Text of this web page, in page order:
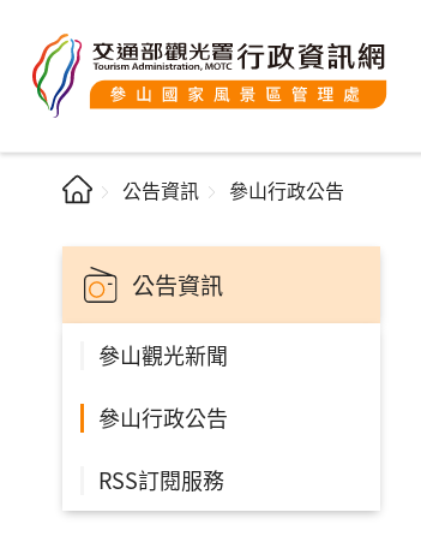
公告資訊 參山行政公告
公告資訊
參山觀光新聞
參山行政公告
RSS訂閱服務